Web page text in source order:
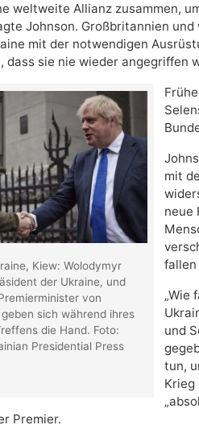
weltweite Allianz zusammen,
Johnson. Großbritannien
mit der notwendigen
dass sie nie wieder angegriffen
Kiew: Wolodymyr
der Ukraine, und
von
sich während ihres
die Hand. Foto:
Presidential Press
mit
neue
fallen
„Wie
und
tun,
Krieg
Premier.